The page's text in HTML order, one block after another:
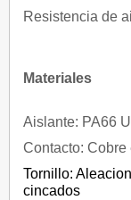
Resistencia de
Materiales
Aislante: PA66
Contacto:
Tornillo:
cincados